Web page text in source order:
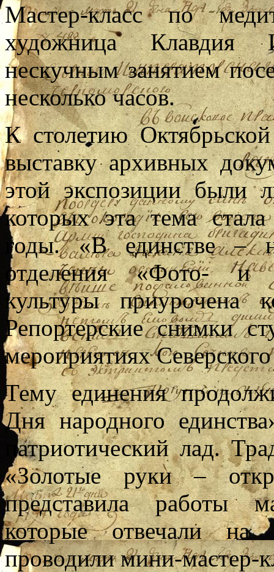
Мастер-класс по
художница Клавдия
нескучным занятием
несколько часов.
К столетию
выставку архивных
этой экспозиции были
которых эта тема
годы. «В единстве –
отделения «Фото- и
культуры приурочена
Репортерские снимки
мероприятиях
Тему единения
Дня народного
патриотический лад.
«Золотые руки –
представила работы
которые отвечали на
проводили мини-мастер-